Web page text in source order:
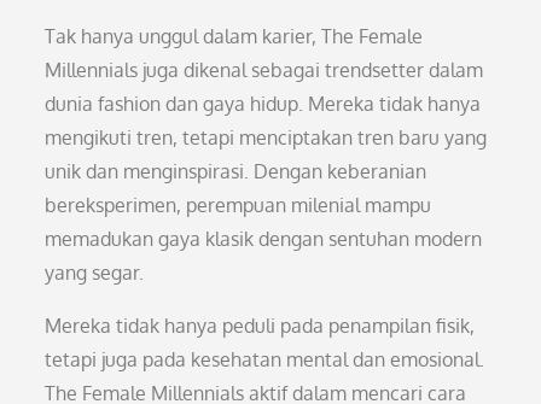
Tak hanya unggul dalam karier, The Female
Millennials juga dikenal sebagai trendsetter dalam
dunia fashion dan gaya hidup. Mereka tidak hanya
mengikuti tren, tetapi menciptakan tren baru yang
unik dan menginspirasi. Dengan keberanian
bereksperimen, perempuan milenial mampu
memadukan gaya klasik dengan sentuhan modern
yang segar.
Mereka tidak hanya peduli pada penampilan fisik,
tetapi juga pada kesehatan mental dan emosional.
The Female Millennials aktif dalam mencari cara